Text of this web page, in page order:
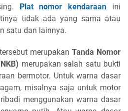
Plat nomor kendaraan ini
tidak ada yang sama atau
satu dan lainnya.
merupakan Tanda Nomor
merupakan salah satu bukti
bermotor. Untuk warna dasar
misalnya saja untuk motor
menggunakan warna dasar